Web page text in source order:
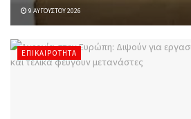
9 ΑΥΓΟΎΣΤΟΥ 2026
ΕΠΙΚΑΙΡΌΤΗΤΑ